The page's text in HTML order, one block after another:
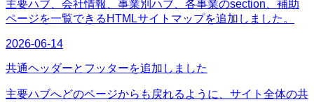
主要ハブ、会社情報、事業別ハブ、各事業のsection、補助
ページを一覧できるHTMLサイトマップを追加しました。
2026-06-14
共通ヘッダーとフッターを追加しました
主要ハブへどのページからも戻れるように、サイト全体の共